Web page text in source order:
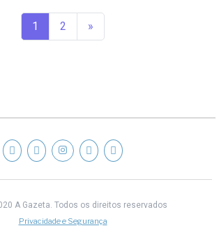
1 2 »
A Gazeta. Todos os direitos reservados
Privacidade e Segurança